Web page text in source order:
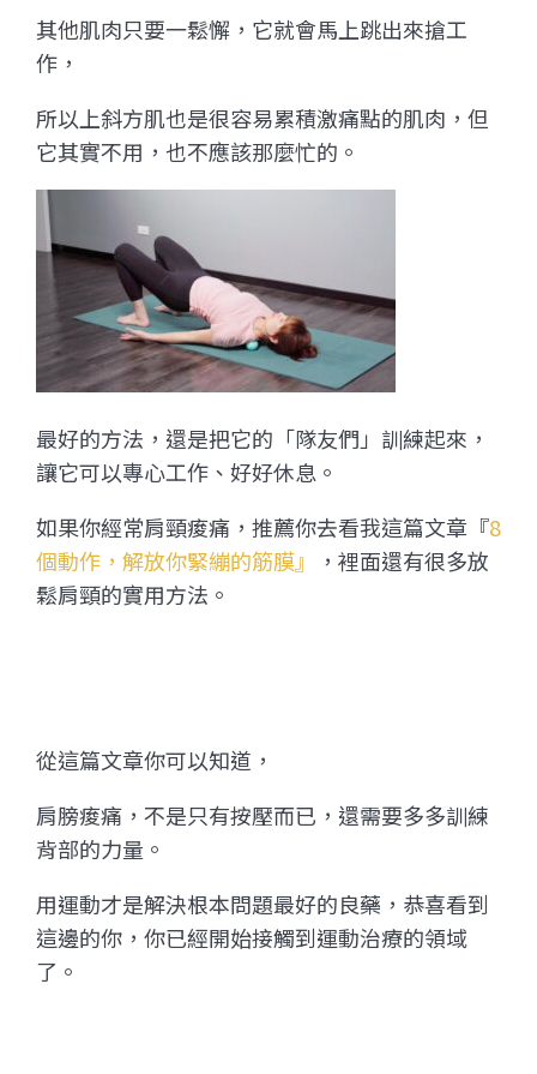
其他肌肉只要一鬆懈，它就會馬上跳出來搶工
作，
所以上斜方肌也是很容易累積激痛點的肌肉，但
它其實不用，也不應該那麼忙的。
最好的方法，還是把它的「隊友們」訓練起來，
讓它可以專心工作、好好休息。
如果你經常肩頸痠痛，推薦你去看我這篇文章『8
個動作，解放你緊繃的筋膜』
，裡面還有很多放
鬆肩頸的實用方法。
從這篇文章你可以知道，
肩膀痠痛，不是只有按壓而已，還需要多多訓練
背部的力量。
用運動才是解決根本問題最好的良藥，恭喜看到
這邊的你，你已經開始接觸到運動治療的領域
了。